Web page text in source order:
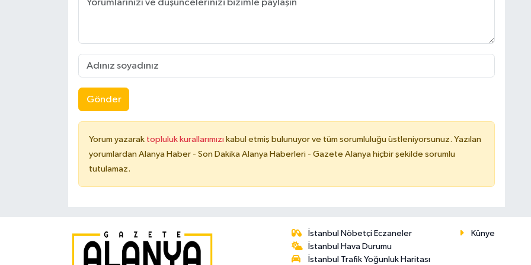
Gönder
Yorum yazarak topluluk kurallarımızı kabul etmiş bulunuyor ve tüm sorumluluğu üstleniyorsunuz. Yazılan
yorumlardan Alanya Haber - Son Dakika Alanya Haberleri - Gazete Alanya hiçbir şekilde sorumlu
tutulamaz.
İstanbul Nöbetçi Eczaneler
İstanbul Hava Durumu
İstanbul Trafik Yoğunluk Haritası
Künye